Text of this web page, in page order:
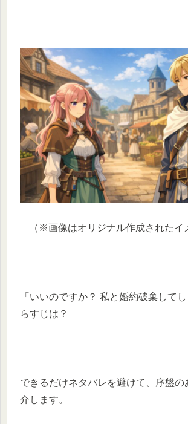
（※画像はオリジナル作成されたイ
「いいのですか？ 私と婚約破棄して
らすじは？
できるだけネタバレを避けて、序盤の
介します。